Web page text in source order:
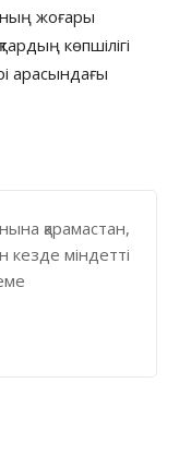
жоғары
көпшілігі
арасындағы
қарамастан,
кезде міндетті